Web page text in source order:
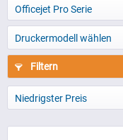
Officejet Pro Serie
Druckermodell wählen
Filtern
Niedrigster Preis